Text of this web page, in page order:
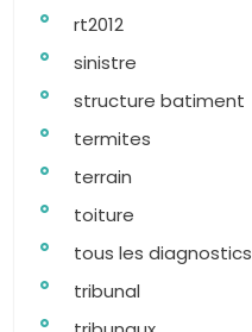
rt2012
sinistre
structure batiment
termites
terrain
toiture
tous les diagnostics
tribunal